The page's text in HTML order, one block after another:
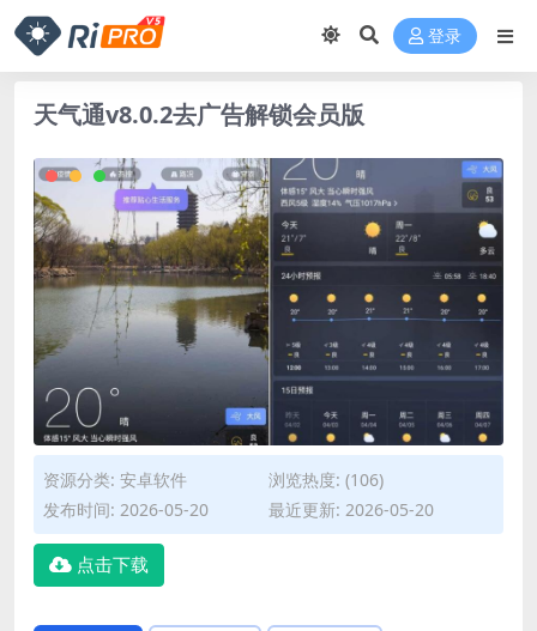
登录
天气通v8.0.2去广告解锁会员版
资源分类: 安卓软件
浏览热度: (106)
发布时间: 2026-05-20
最近更新: 2026-05-20
点击下载